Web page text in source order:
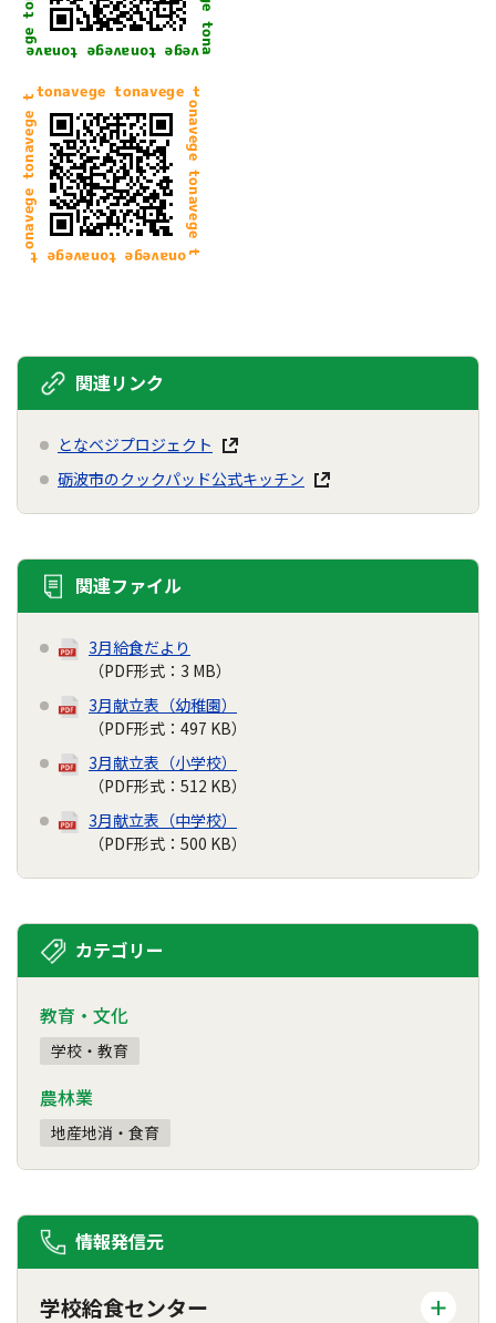
関連リンク
となベジプロジェクト
砺波市のクックパッド公式キッチン
関連ファイル
3月給食だより
（PDF形式：3 MB）
3月献立表（幼稚園）
（PDF形式：497 KB）
3月献立表（小学校）
（PDF形式：512 KB）
3月献立表（中学校）
（PDF形式：500 KB）
カテゴリー
教育・文化
学校・教育
農林業
地産地消・食育
情報発信元
学校給食センター